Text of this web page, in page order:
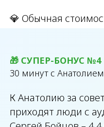
💎 Обычная
🎁 СУПЕР-БОНУС №4
30 минут с Анатолием
К Анатолию за
приходят люди с